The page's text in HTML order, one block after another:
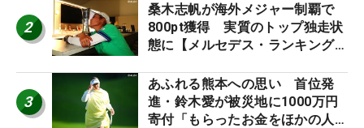
2
桑木志帆が海外メジャー制覇で
800pt獲得 実質のトップ独走状
態に【メルセデス・ランキング番
3
あふれる熊本への思い 首位発
進・鈴木愛が被災地に1000万円
寄付「もらったお金をほかの人